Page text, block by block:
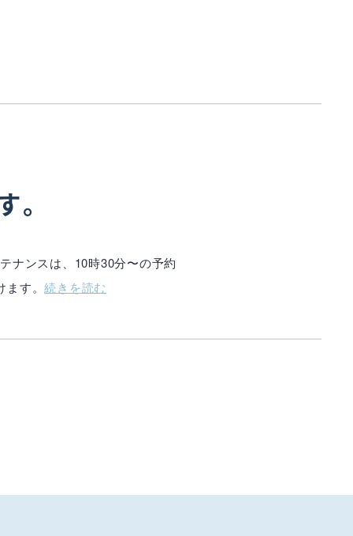
ナンスは、10時30分〜の予約
ます。続きを読む